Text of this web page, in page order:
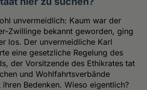
unvermeidlich: Kaum war der
Zwillinge bekannt geworden, ging
los. Der unvermeidliche Karl
eine gesetzliche Regelung des
der Vorsitzende des Ethikrates tat
und Wohlfahrtsverbände
Bedenken. Wieso eigentlich?